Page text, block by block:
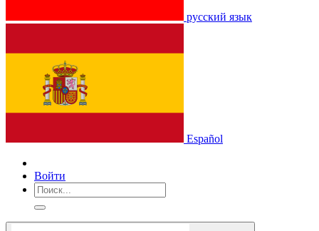
русский язык
Español
Войти